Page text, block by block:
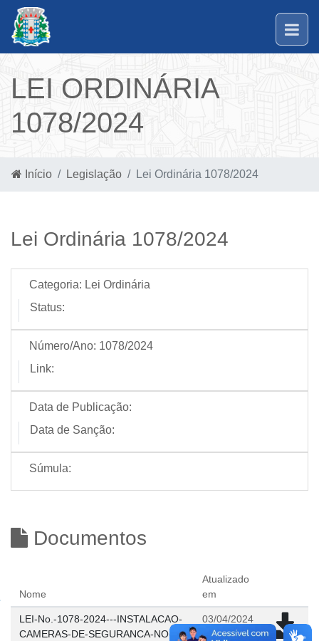
LEI ORDINÁRIA
1078/2024
Início Legislação Lei Ordinária 1078/2024
Lei Ordinária 1078/2024
Categoria: Lei Ordinária
Status:
Número/Ano: 1078/2024
Link:
Data de Publicação:
Data de Sanção:
Súmula:
Documentos
Nome
Atualizado
em
LEI-No.-1078-2024---INSTALACAO-
CAMERAS-DE-SEGURANCA-NO-
03/04/2024
11:47